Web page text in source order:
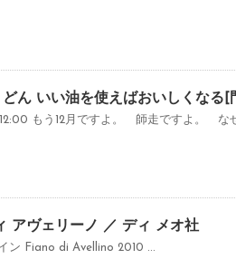
ん いい油を使えばおいしくなる[
もう12月ですよ。 師走ですよ。 な
アヴェリーノ ／ ディ メオ社
ン Fiano di Avellino 2010 ...